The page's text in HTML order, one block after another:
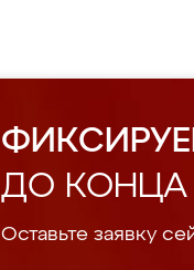
ДО КОНЦА
Оставьте заявку